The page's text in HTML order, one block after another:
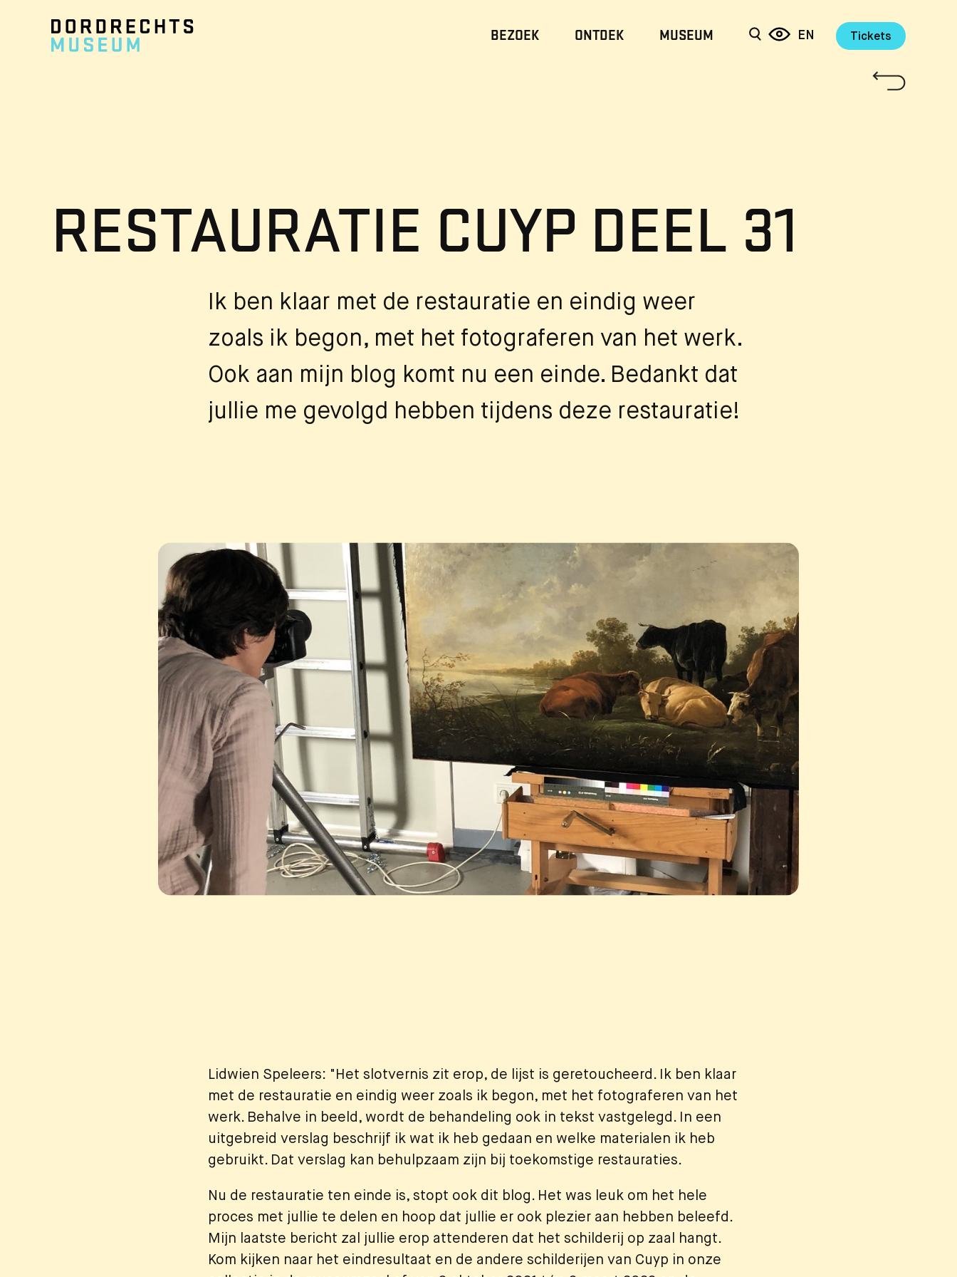
BEZOEK ONTDEK MUSEUM EN Tickets
RESTAURATIE CUYP DEEL 31
Ik ben klaar met de restauratie en eindig weer
zoals ik begon, met het fotograferen van het werk.
Ook aan mijn blog komt nu een einde. Bedankt dat
jullie me gevolgd hebben tijdens deze restauratie!
Lidwien Speleers: "Het slotvernis zit erop, de lijst is geretoucheerd. Ik ben klaar
met de restauratie en eindig weer zoals ik begon, met het fotograferen van het
werk. Behalve in beeld, wordt de behandeling ook in tekst vastgelegd. In een
uitgebreid verslag beschrijf ik wat ik heb gedaan en welke materialen ik heb
gebruikt. Dat verslag kan behulpzaam zijn bij toekomstige restauraties.
Nu de restauratie ten einde is, stopt ook dit blog. Het was leuk om het hele
proces met jullie te delen en hoop dat jullie er ook plezier aan hebben beleefd.
Mijn laatste bericht zal jullie erop attenderen dat het schilderij op zaal hangt.
Kom kijken naar het eindresultaat en de andere schilderijen van Cuyp in onze